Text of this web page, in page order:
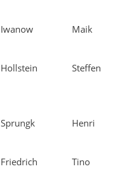
Iwanow Maik
Hollstein Steffen
Sprungk Henri
Friedrich Tino